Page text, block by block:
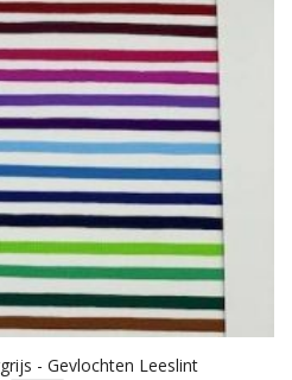
- Gevlochten Leeslint